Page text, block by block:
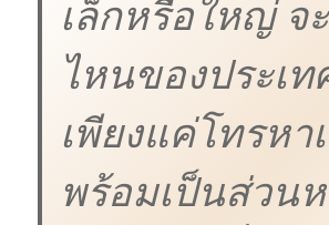
เล็กหรือใหญ่ จ
ไหนของประเท
เพียงแค่โทรหา
พร้อมเป็นส่วน